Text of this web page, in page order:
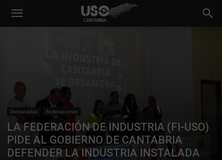
Destacados Federaciones
LA FEDERACIÓN DE INDUSTRIA (FI-USO)
PIDE AL GOBIERNO DE CANTABRIA
DEFENDER LA INDUSTRIA INSTALADA